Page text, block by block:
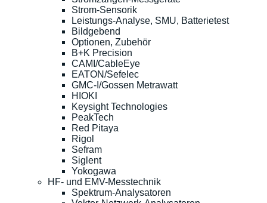
Strom-Sensorik
Leistungs-Analyse, SMU, Batterietest
Bildgebend
Optionen, Zubehör
B+K Precision
CAMI/CableEye
EATON/Sefelec
GMC-I/Gossen Metrawatt
HIOKI
Keysight Technologies
PeakTech
Red Pitaya
Rigol
Sefram
Siglent
Yokogawa
HF- und EMV-Messtechnik
Spektrum-Analysatoren